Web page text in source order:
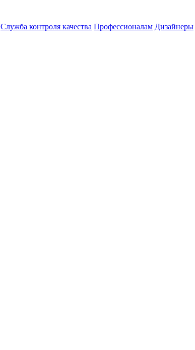
Служба контроля качества Профессионалам Дизайнеры